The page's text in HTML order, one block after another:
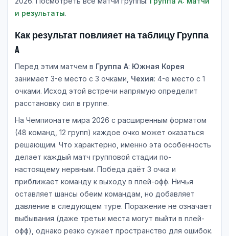
и результаты.
Как результат повлияет на таблицу Группа
A
Перед этим матчем в Группа A: Южная Корея
занимает 3-е место с 3 очками, Чехия: 4-е место с 1
очками. Исход этой встречи напрямую определит
расстановку сил в группе.
На Чемпионате мира 2026 с расширенным форматом
(48 команд, 12 групп) каждое очко может оказаться
решающим. Что характерно, именно эта особенность
делает каждый матч групповой стадии по-
настоящему нервным. Победа даёт 3 очка и
приближает команду к выходу в плей-офф. Ничья
оставляет шансы обеим командам, но добавляет
давление в следующем туре. Поражение не означает
выбывания (даже третьи места могут выйти в плей-
офф), однако резко сужает пространство для ошибок.